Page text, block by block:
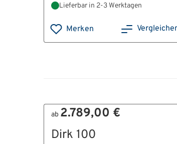
Lieferbar in 2-3 Werktagen
Merken
ab 2.789,00 €
Dirk 100